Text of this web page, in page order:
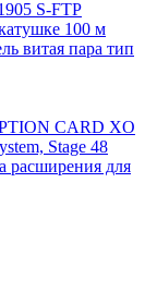
витая пара тип
расширения для